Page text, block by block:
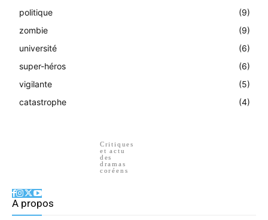
politique
(9)
zombie
(9)
université
(6)
super-héros
(6)
vigilante
(5)
catastrophe
(4)
Critiques
et actu
des
dramas
coréens
A propos